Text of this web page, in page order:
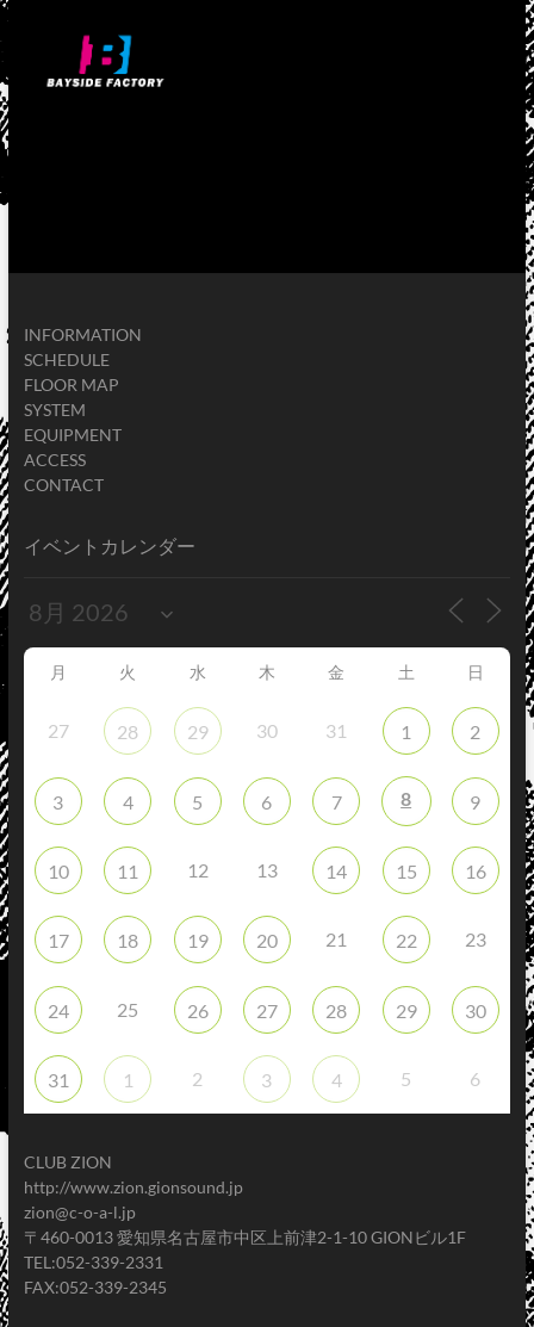
INFORMATION
SCHEDULE
FLOOR MAP
SYSTEM
EQUIPMENT
ACCESS
CONTACT
イベントカレンダー
月 火 水 木 金 土 日
27 28 29 30 31 1 2
3 4 5 6 7 8 9
10 11 12 13 14 15 16
17 18 19 20 21 22 23
24 25 26 27 28 29 30
31 1 2 3 4 5 6
CLUB ZION
http://www.zion.gionsound.jp
zion@c-o-a-l.jp
〒460-0013 愛知県名古屋市中区上前津2-1-10 GIONビル1F
TEL:052-339-2331
FAX:052-339-2345